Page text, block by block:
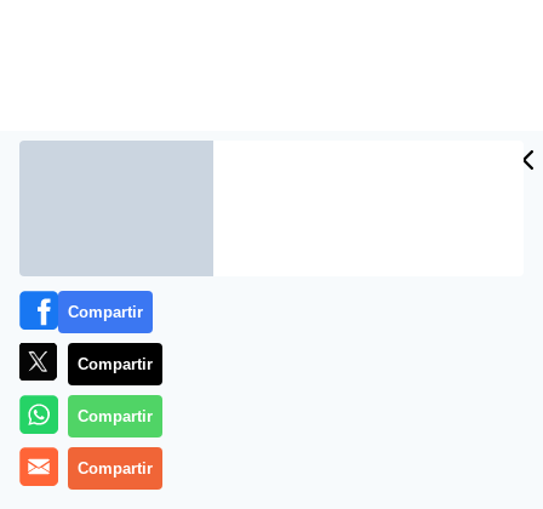
Más información
Compartir
Compartir
Compartir
Compartir